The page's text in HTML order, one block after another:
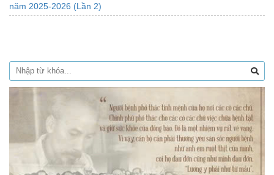
năm 2025-2026 (Lần 2)